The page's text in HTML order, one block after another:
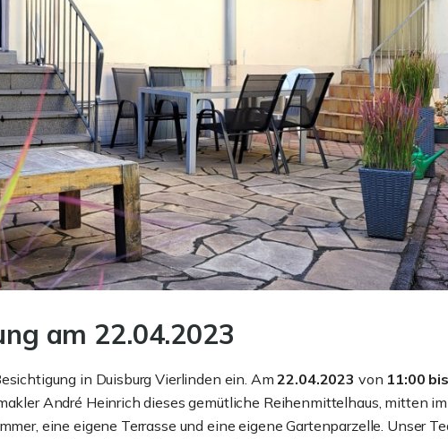
am 22.04.2023
in Duisburg Vierlinden ein. Am22.04.2023 von 11:00
André Heinrich dieses gemütliche Reihenmittelhaus, mitten im
eine eigene Terrasse und eine eigene Gartenparzelle. Unser